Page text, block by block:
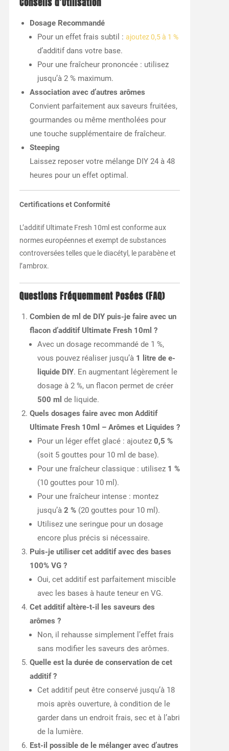
Conseils d’Utilisation
Dosage Recommandé
Pour un effet frais subtil : ajoutez 0,5 à 1 %
d’additif dans votre base.
Pour une fraîcheur prononcée : utilisez
jusqu’à 2 % maximum.
Association avec d’autres arômes
Convient parfaitement aux saveurs fruitées,
gourmandes ou même mentholées pour
une touche supplémentaire de fraîcheur.
Steeping
Laissez reposer votre mélange DIY 24 à 48
heures pour un effet optimal.
Certifications et Conformité
L’additif Ultimate Fresh 10ml est conforme aux
normes européennes et exempt de substances
controversées telles que le diacétyl, le parabène et
l’ambrox.
Questions Fréquemment Posées (FAQ)
Combien de ml de DIY puis-je faire avec un
flacon d’additif Ultimate Fresh 10ml ?
Avec un dosage recommandé de 1 %,
vous pouvez réaliser jusqu’à 1 litre de e-
liquide DIY. En augmentant légèrement le
dosage à 2 %, un flacon permet de créer
500 ml de liquide.
Quels dosages faire avec mon Additif
Ultimate Fresh 10ml – Arômes et Liquides ?
Pour un léger effet glacé : ajoutez 0,5 %
(soit 5 gouttes pour 10 ml de base).
Pour une fraîcheur classique : utilisez 1 %
(10 gouttes pour 10 ml).
Pour une fraîcheur intense : montez
jusqu’à 2 %(20 gouttes pour 10 ml).
Utilisez une seringue pour un dosage
encore plus précis si nécessaire.
Puis-je utiliser cet additif avec des bases
100% VG ?
Oui, cet additif est parfaitement miscible
avec les bases à haute teneur en VG.
Cet additif altère-t-il les saveurs des
arômes ?
Non, il rehausse simplement l’effet frais
sans modifier les saveurs des arômes.
Quelle est la durée de conservation de cet
additif ?
Cet additif peut être conservé jusqu’à 18
mois après ouverture, à condition de le
garder dans un endroit frais, sec et à l’abri
de la lumière.
Est-il possible de le mélanger avec d’autres